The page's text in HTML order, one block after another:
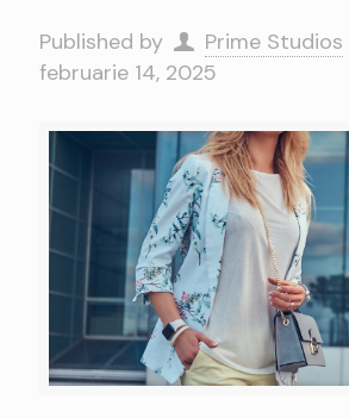
Published by Prime Studios
februarie 14, 2025